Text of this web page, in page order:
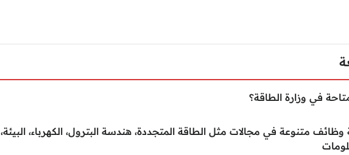
في وزارة الطاقة؟
متنوعة في مجالات مثل الطاقة المتجددة، هندسة البترول، الكهرباء، البيئة،